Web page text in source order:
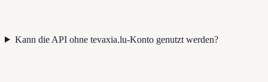
Kann die API ohne tevaxia.lu-Konto genutzt werden?